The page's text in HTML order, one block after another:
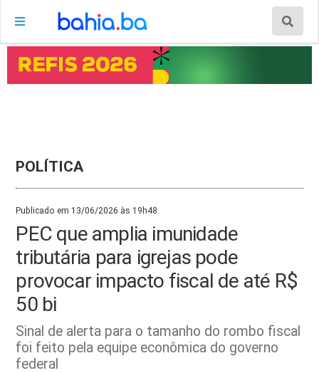
POLÍTICA
Publicado em 13/06/2026 às 19h48.
PEC que amplia imunidade
tributária para igrejas pode
provocar impacto fiscal de até R$
50 bi
Sinal de alerta para o tamanho do rombo fiscal
foi feito pela equipe econômica do governo
federal